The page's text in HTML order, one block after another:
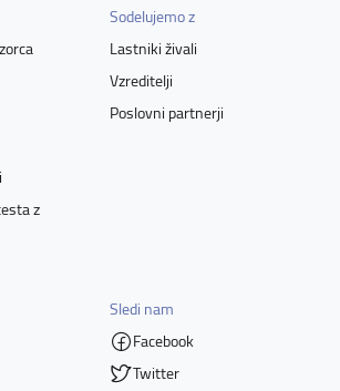
z
Sodelujemo z
Lastniki živali
Vzreditelji
Poslovni partnerji
Sledi nam
Facebook
Twitter